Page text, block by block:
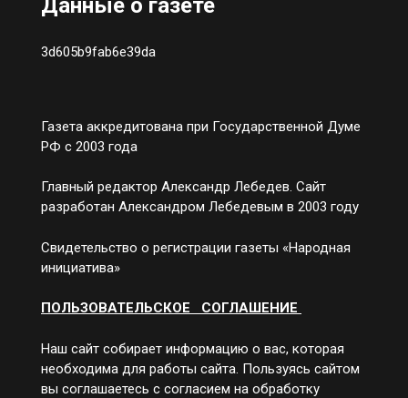
Данные о газете
3d605b9fab6e39da
Газета аккредитована при Государственной Думе
РФ с 2003 года
Главный редактор Александр Лебедев. Сайт
разработан Александром Лебедевым в 2003 году
Свидетельство о регистрации газеты «Народная
инициатива»
ПОЛЬЗОВАТЕЛЬСКОЕ СОГЛАШЕНИЕ
Наш сайт собирает информацию о вас, которая
необходима для работы сайта. Пользуясь сайтом
вы соглашаетесь с согласием на обработку